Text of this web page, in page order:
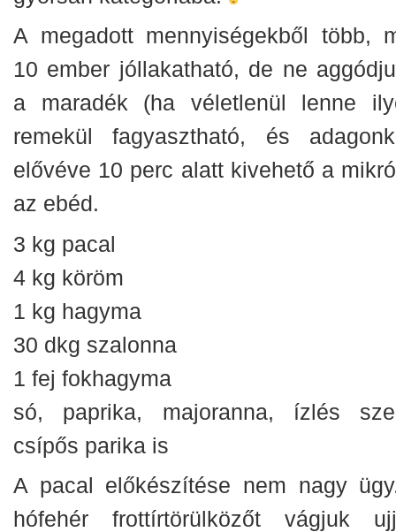
A megadott mennyiségekből több,
10 ember jóllakatható, de ne
a maradék (ha véletlenül lenne
remekül fagyasztható, és
elővéve 10 perc alatt kivehető a
az ebéd.
3 kg pacal
4 kg köröm
1 kg hagyma
30 dkg szalonna
1 fej fokhagyma
só, paprika, majoranna, ízlés
csípős parika is
A pacal előkészítése nem nagy
hófehér frottírtörülközőt vágjuk